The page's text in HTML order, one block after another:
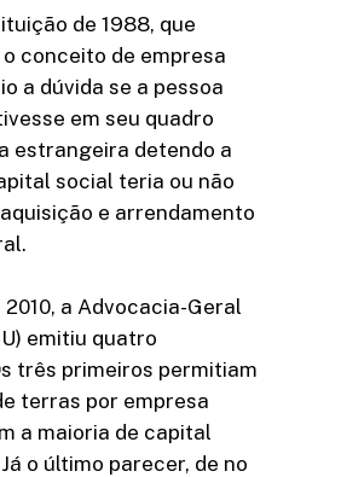
de 1988, que
conceito de empresa
a dúvida se a pessoa
em seu quadro
estrangeira detendo a
social teria ou não
e arrendamento
a Advocacia-Geral
emitiu quatro
três primeiros permitiam
terras por empresa
a maioria de capital
o último parecer, de no